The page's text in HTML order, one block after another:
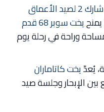
شارك 2 لصيد الأعماق
يخت سوبر 68 قدم
وراحة في رحلة يوم
يُعدّيخت كاتاماران
بين الإبحار وجلسة صيد